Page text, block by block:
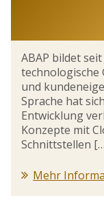
ABAP bildet
technologische
und
Sprache hat
Entwicklung
Konzepte mit
Schnittstellen
Mehr